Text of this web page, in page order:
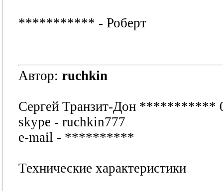
*********** - Роберт
Автор: ruchkin
Сергей Транзит-Дон ***********
skype - ruchkin777
e-mail - **********
Технические характеристики